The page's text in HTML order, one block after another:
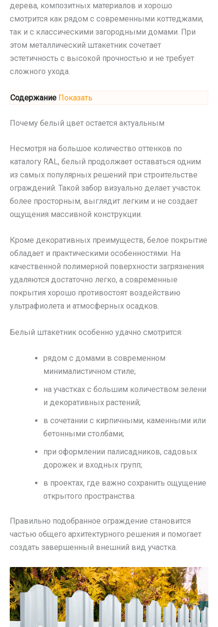
дерева, композитных материалов и хорошо
смотрится как рядом с современными коттеджами,
так и с классическими загородными домами. При
этом металлический штакетник сочетает
эстетичность с высокой прочностью и не требует
сложного ухода.
Содержание Показать
Почему белый цвет остается актуальным
Несмотря на большое количество оттенков по
каталогу RAL, белый продолжает оставаться одним
из самых популярных решений при строительстве
ограждений. Такой забор визуально делает участок
более просторным, выглядит легким и не создает
ощущения массивной конструкции.
Кроме декоративных преимуществ, белое покрытие
обладает и практическими особенностями. На
качественной полимерной поверхности загрязнения
удаляются достаточно легко, а современные
покрытия хорошо противостоят воздействию
ультрафиолета и атмосферных осадков.
Белый штакетник особенно удачно смотрится:
рядом с домами в современном
минималистичном стиле;
на участках с большим количеством зелени
и декоративных растений;
в сочетании с кирпичными, каменными или
бетонными столбами;
при оформлении палисадников, садовых
дорожек и входных групп;
в проектах, где важно сохранить ощущение
открытого пространства.
Правильно подобранное ограждение становится
частью общего архитектурного решения и помогает
создать завершенный внешний вид участка.